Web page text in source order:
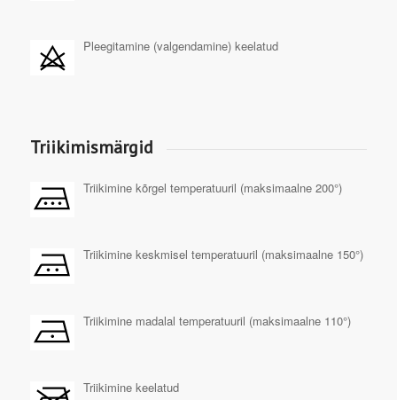
Pleegitamine (valgendamine) keelatud
Triikimismärgid
Triikimine kõrgel temperatuuril (maksimaalne 200°)
Triikimine keskmisel temperatuuril (maksimaalne 150°)
Triikimine madalal temperatuuril (maksimaalne 110°)
Triikimine keelatud